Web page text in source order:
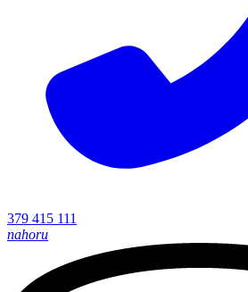
379 415 111
nahoru